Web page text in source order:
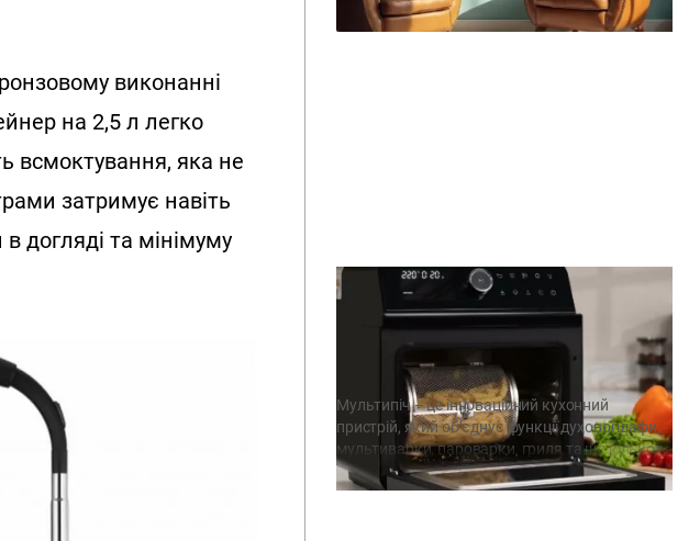
виконанні
на 2,5 л легко
всмоктування, яка не
затримує навіть
догляді та мінімуму
заздалегідь подбати про комфортні умови в
приміщенні. В оновленому асортименті
Мультипечі ARDESTO: поєднання
духовки, пароварки, мультиварки
Мультипіч – це інноваційний кухонний
пристрій, який об’єднує функції духової шафи,
мультиварки, пароварки, гриля та ще кількох
пристроїв. Цей помічник стане вдалим
вибором для тих, хто цінує зручність,